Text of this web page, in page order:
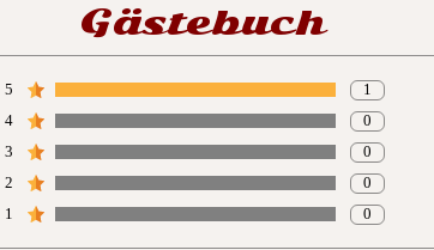
Gästebuch
5 1
4 0
3 0
2 0
1 0